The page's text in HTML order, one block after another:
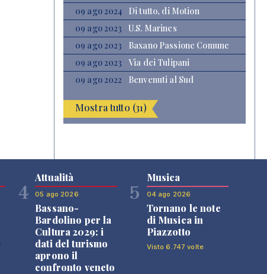
09 ago 2024
Di tutto, di Motion
09 ago 2023
U.S. Marines
09 ago 2023
Baxano Passione Comune
09 ago 2023
Via dei Tulipani
09 ago 2022
Benvenuti al Sud
Mostra tutto (31)
4
Attualità
05 ago 2026
Bassano-
Bardolino per la
Cultura 2029: i
dati del turismo
aprono il
confronto veneto
5
Musica
04 ago 2026
Tornano le note
di Musica in
Piazzotto
Visto 6.747 volte